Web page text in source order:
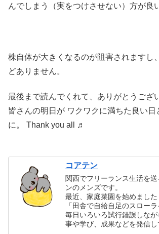
んでしまう（実をつけさせない）方が良
株自体が大きくなるのが阻害されますし
どありません。
最後まで読んでくれて、ありがとうござ
皆さんの明日が ワクワクに満ちた良い日
に。 Thank you all ♬
コアテン
関西でフリーランス生活を
ンのメンズです。
最近、家庭菜園を始めまし
「田舎で自給自足のスローラ
毎日いろいろ試行錯誤しな
事や学び、成果などを発信